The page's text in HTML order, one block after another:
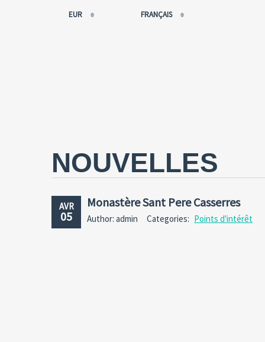
EUR FRANÇAIS
NOUVELLES
AVR
05
Monastère Sant Pere Casserres
Author: admin Categories: Points d'intérêt